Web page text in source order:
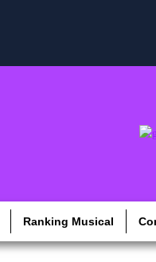
Ranking Musical